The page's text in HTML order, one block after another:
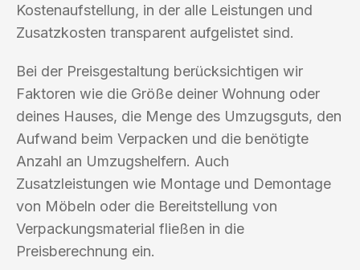
Kostenaufstellung, in der alle Leistungen und
Zusatzkosten transparent aufgelistet sind.
Bei der Preisgestaltung berücksichtigen wir
Faktoren wie die Größe deiner Wohnung oder
deines Hauses, die Menge des Umzugsguts, den
Aufwand beim Verpacken und die benötigte
Anzahl an Umzugshelfern. Auch
Zusatzleistungen wie Montage und Demontage
von Möbeln oder die Bereitstellung von
Verpackungsmaterial fließen in die
Preisberechnung ein.